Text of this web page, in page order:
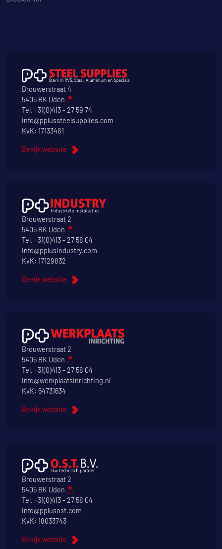
Brouwerstraat 4
5405 BK Uden
Tel. +31(0)413 - 27 59 74
info@pplussteelsupplies.com
KvK: 17133481
Bekijk website
Brouwerstraat 2
5405 BK Uden
Tel. +31(0)413 - 27 58 04
info@pplusindustry.com
KvK: 17129832
Bekijk website
Brouwerstraat 2
5405 BK Uden
Tel. +31(0)413 - 27 58 04
info@werkplaatsinrichting.nl
KvK: 64731634
Bekijk website
Brouwerstraat 2
5405 BK Uden
Tel. +31(0)413 - 27 58 04
info@pplusost.com
KvK: 18033743
Bekijk website